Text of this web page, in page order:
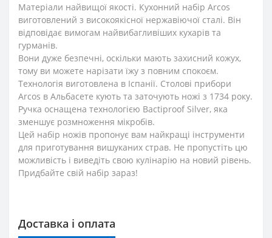
Матеріали найвищої якості. Кухонний набір Arcos
виготовлений з високоякісної нержавіючої сталі. Він
відповідає вимогам найвибагливіших кухарів та
гурманів.
Вони дуже безпечні, оскільки мають захисний кожух,
тому ви можете нарізати їжу з повним спокоєм.
Технологія виготовлена ​​в Іспанії. Столові прибори
Arcos в Альбасете кують та заточують ножі з 1734 року.
Ручка оснащена технологією Bactiproof Silver, яка
зменшує розмноження мікробів.
Цей набір ножів пропонує вам найкращі інструменти
для приготування вишуканих страв. Не пропустіть цю
можливість і виведіть свою кулінарію на новий рівень.
Придбайте свій набір зараз!
Доставка і оплата